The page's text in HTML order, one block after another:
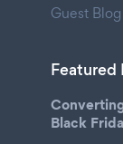
Guest
Featured
Black